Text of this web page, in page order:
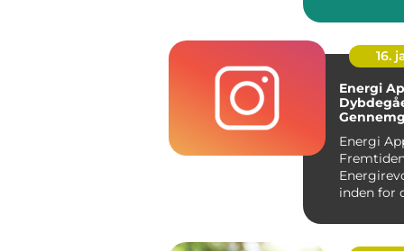
hver
16.
Energi
Energi
inden for